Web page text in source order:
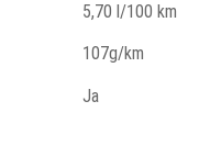
5,70 l/100 km
107g/km
Ja